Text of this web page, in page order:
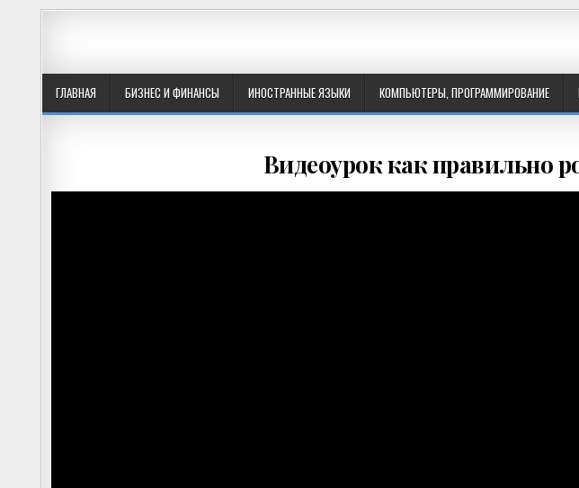
ГЛАВНАЯ БИЗНЕС И ФИНАНСЫ ИНОСТРАННЫЕ ЯЗЫКИ КОМПЬЮТЕРЫ, ПРОГРАММИРОВАНИЕ
Видеоурок как правильно